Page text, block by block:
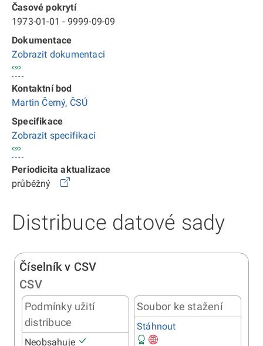
Časové pokrytí
1973-01-01 - 9999-09-09
Dokumentace
Zobrazit dokumentaci
Kontaktní bod
Martin Černý, ČSÚ
Specifikace
Zobrazit specifikaci
Periodicita aktualizace
průběžný
Distribuce datové sady
Číselník v CSV
CSV
Podmínky užití
distribuce
Neobsahuje
Soubor ke stažení
Stáhnout